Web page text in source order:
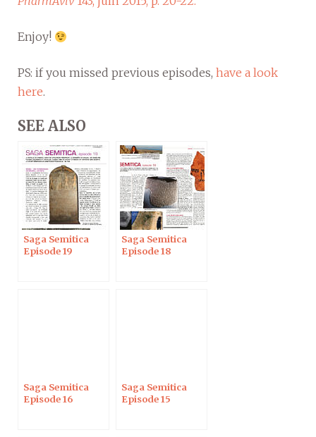
Enjoy!
PS: if you missed previous episodes, have a look
here.
SEE ALSO
Saga Semitica
Episode 19
Saga Semitica
Episode 18
Saga Semitica
Episode 16
Saga Semitica
Episode 15